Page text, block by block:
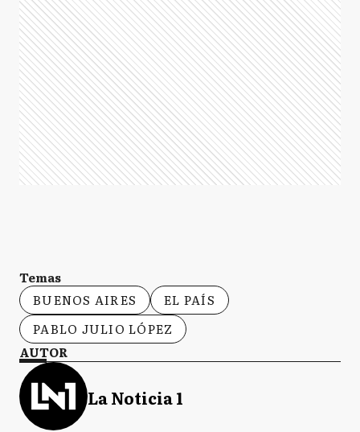
Temas
BUENOS AIRES
EL PAÍS
PABLO JULIO LÓPEZ
AUTOR
La Noticia 1